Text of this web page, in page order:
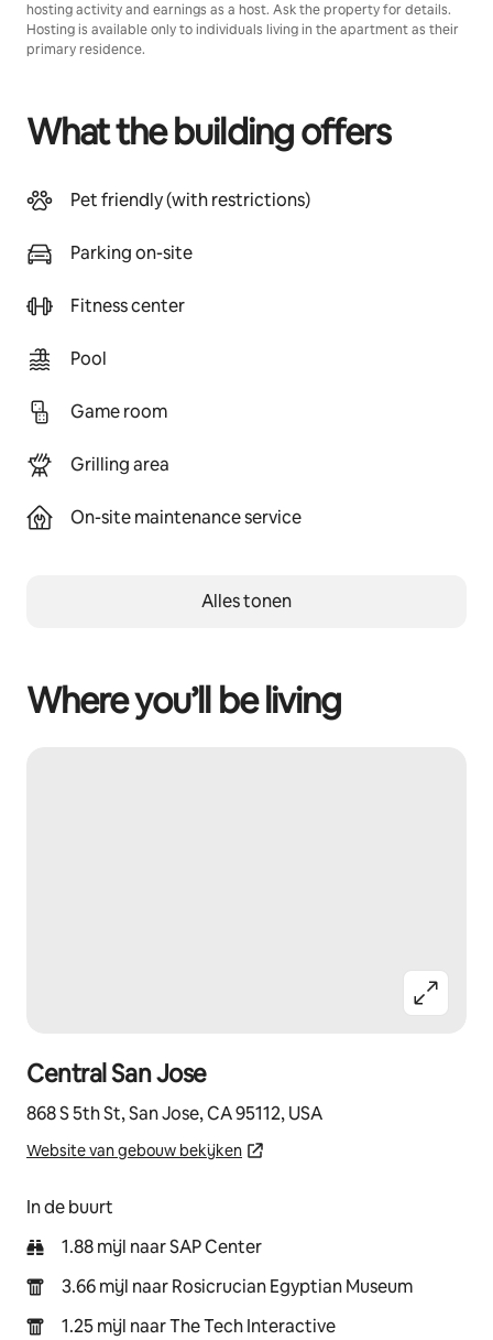
hosting activity and earnings as a host. Ask the property for details.
Hosting is available only to individuals living in the apartment as their
primary residence.
What the building offers
Pet friendly (with restrictions)
Parking on-site
Fitness center
Pool
Game room
Grilling area
On-site maintenance service
Alles tonen
Where you’ll be living
Central San Jose
868 S 5th St, San Jose, CA 95112, USA
Website van gebouw bekijken
In de buurt
1.88 mijl naar SAP Center
3.66 mijl naar Rosicrucian Egyptian Museum
1.25 mijl naar The Tech Interactive